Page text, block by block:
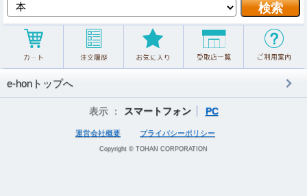
e-honトップへ
表示 ： スマートフォン PC
運営会社概要 プライバシーポリシー
Copyright © TOHAN CORPORATION